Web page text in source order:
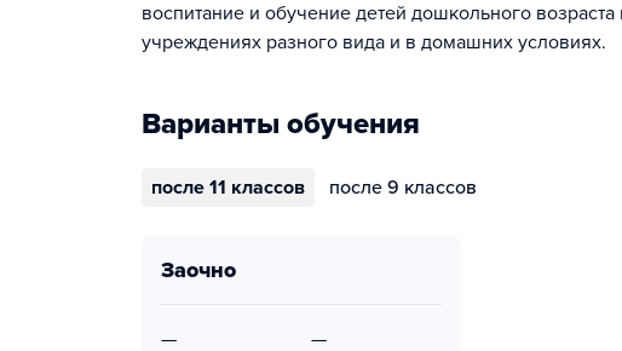
воспитание и обучение детей дошкольного
учреждениях разного вида и в домашних условиях.
Варианты обучения
после 11 классов после 9 классов
заочно
— —